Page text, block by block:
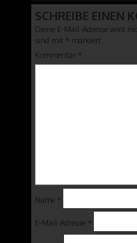
SCHREIBE EINEN
Deine E-Mail-Adresse wird
sind mit * markiert
Kommentar *
Name *
E-Mail-Adresse *